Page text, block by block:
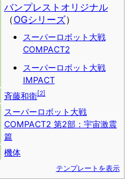
バンプレストオリジナル
（OGシリーズ）
スーパーロボット大戦
COMPACT2
スーパーロボット大戦
IMPACT
斉藤和衛[2]
スーパーロボット大戦
COMPACT2 第2部：宇宙激震
篇
機体
テンプレートを表示